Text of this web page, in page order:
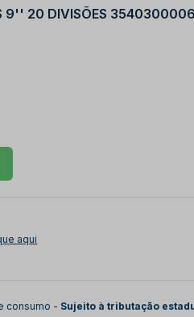
9'' 20 DIVISÕES
aqui
consumo - Sujeito à tributação